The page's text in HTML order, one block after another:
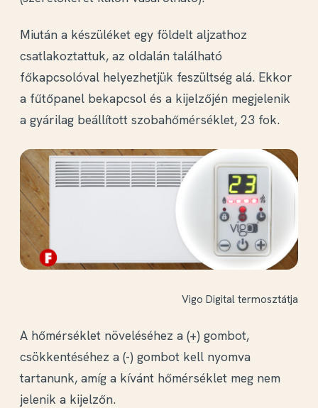
Miután a készüléket egy földelt aljzathoz
csatlakoztattuk, az oldalán található
főkapcsolóval helyezhetjük feszültség alá. Ekkor
a fűtőpanel bekapcsol és a kijelzőjén megjelenik
a gyárilag beállított szobahőmérséklet, 23 fok.
Vigo Digital termosztátja
A hőmérséklet növeléséhez a (+) gombot,
csökkentéséhez a (-) gombot kell nyomva
tartanunk, amíg a kívánt hőmérséklet meg nem
jelenik a kijelzőn.